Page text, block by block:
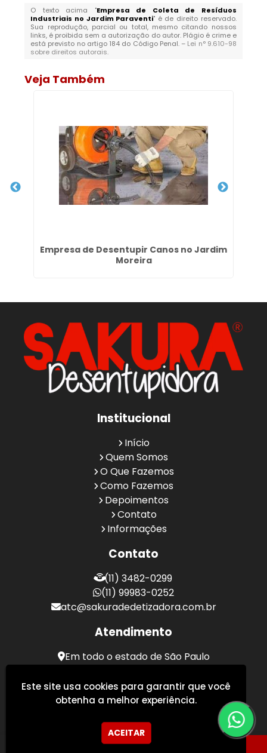
O texto acima "Empresa de Coleta de Resíduos
Industriais no Jardim Paraventi" é de direito reservado.
Sua reprodução, parcial ou total, mesmo citando nossos
links, é proibida sem a autorização do autor. Plágio é crime e
está previsto no artigo 184 do Código Penal. – Lei n° 9.610-98
sobre direitos autorais.
Veja Também
Empresa de Desentupir Canos no Jardim
Moreira
Institucional
Início
Quem Somos
O Que Fazemos
Como Fazemos
Depoimentos
Contato
Informações
Contato
(11) 3482-0299
(11) 99983-0252
atc@sakuradedetizadora.com.br
Atendimento
Em todo o estado de São Paulo
Este site usa cookies para garantir que você
obtenha a melhor experiência.
ACEITAR